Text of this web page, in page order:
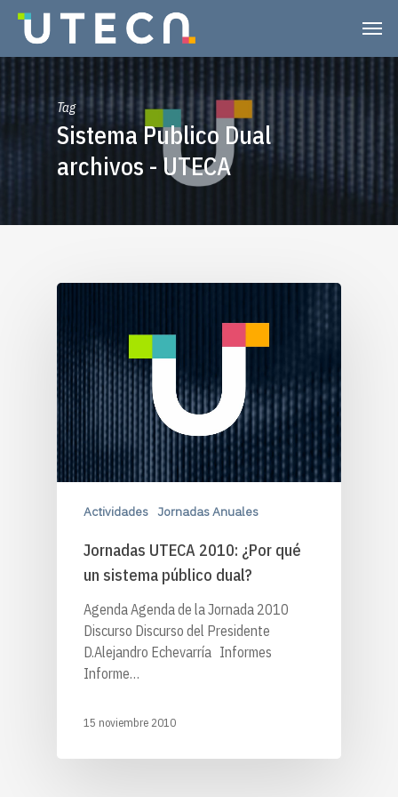
Tag
Sistema Publico Dual
archivos - UTECA
Actividades Jornadas Anuales
Jornadas UTECA 2010: ¿Por qué
un sistema público dual?
Agenda Agenda de la Jornada 2010
Discurso Discurso del Presidente
D.Alejandro Echevarría Informes
Informe…
15 noviembre 2010